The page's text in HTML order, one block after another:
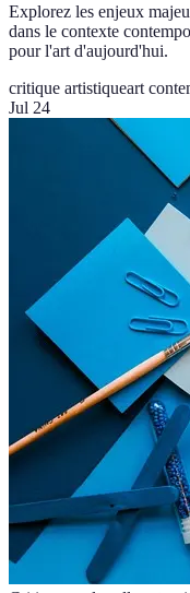
Explorez les enjeux
dans le contexte
pour l'art d'aujourd'hui.
critique artistiqueart
Jul 24